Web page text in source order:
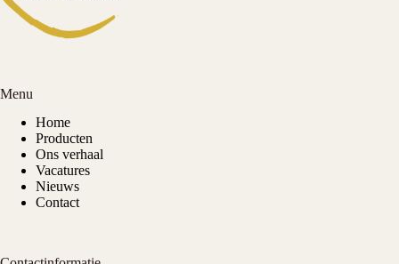
Menu
Home
Producten
Ons verhaal
Vacatures
Nieuws
Contact